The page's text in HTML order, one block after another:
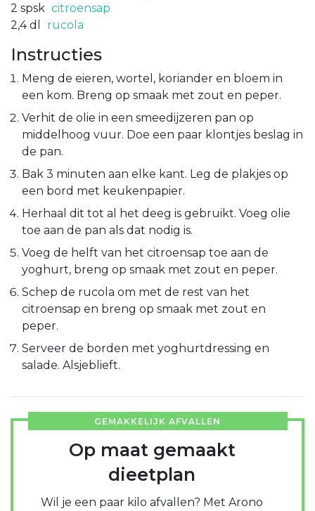
2 spsk citroensap
2,4 dl rucola
Instructies
Meng de eieren, wortel, koriander en bloem in
een kom. Breng op smaak met zout en peper.
Verhit de olie in een smeedijzeren pan op
middelhoog vuur. Doe een paar klontjes beslag in
de pan.
Bak 3 minuten aan elke kant. Leg de plakjes op
een bord met keukenpapier.
Herhaal dit tot al het deeg is gebruikt. Voeg olie
toe aan de pan als dat nodig is.
Voeg de helft van het citroensap toe aan de
yoghurt, breng op smaak met zout en peper.
Schep de rucola om met de rest van het
citroensap en breng op smaak met zout en
peper.
Serveer de borden met yoghurtdressing en
salade. Alsjeblieft.
GEMAKKELIJK AFVALLEN
Op maat gemaakt
dieetplan
Wil je een paar kilo afvallen? Met Arono